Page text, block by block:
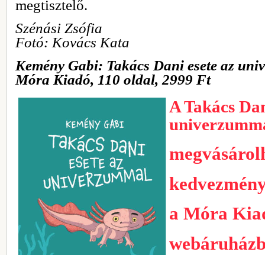
megtisztelő.
Szénási Zsófia
Fotó: Kovács Kata
Kemény Gabi: Takács Dani esete az
Móra Kiadó, 110 oldal, 2999 Ft
A Takács
a Móra